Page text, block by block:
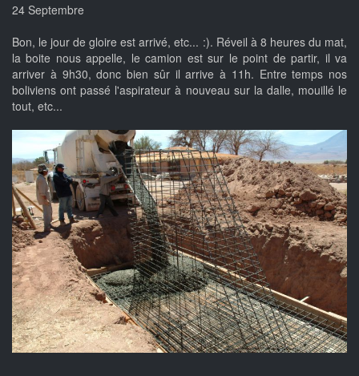
24 Septembre
Bon, le jour de gloire est arrivé, etc... :). Réveil à 8 heures du mat,
la boite nous appelle, le camion est sur le point de partir, il va
arriver à 9h30, donc bien sûr il arrive à 11h. Entre temps nos
boliviens ont passé l'aspirateur à nouveau sur la dalle, mouillé le
tout, etc...